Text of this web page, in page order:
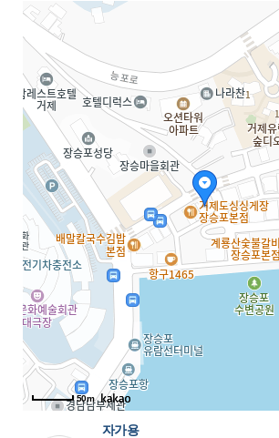
지도삽입 (가로100%)
50m
자가용